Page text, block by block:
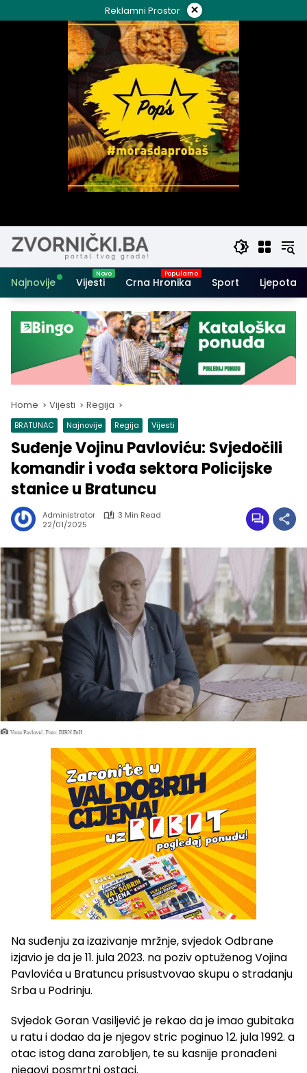
to
Reklamni Prostor ×
Najnovije Vijesti Crna Hronika Sport Ljepota i
Home Vijesti Regija
BRATUNAC Najnovije Regija Vijesti
Suđenje Vojinu Pavloviću: Svjedočili
komandir i vođa sektora Policijske
stanice u Bratuncu
Administrator
3 Min Read
22/01/2025
Na suđenju za izazivanje mržnje, svjedok Odbrane
izjavio je da je 11. jula 2023. na poziv optuženog Vojina
Pavlovića u Bratuncu prisustvovao skupu o stradanju
Srba u Podrinju.
Svjedok Goran Vasiljević je rekao da je imao gubitaka
u ratu i dodao da je njegov stric poginuo 12. jula 1992. a
otac istog dana zarobljen, te su kasnije pronađeni